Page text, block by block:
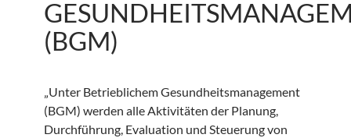
(BGM)
„Unter Betrieblichem Gesundheitsmanagement
(BGM) werden alle Aktivitäten der Planung,
Durchführung, Evaluation und Steuerung von